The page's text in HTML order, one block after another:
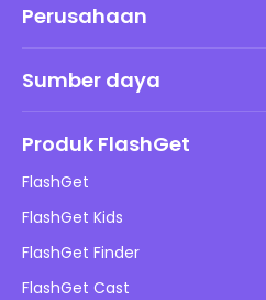
Perusahaan
Perjanjian Lisensi Pengguna Akhir
Kebijakan DMCA
Kebijakan Privasi
Kebijakan Periklanan
Jangan Jual Info Saya
Sumber daya
Keamanan Daring Anak
Unduh
Produk FlashGet
FlashGet
FlashGet Kids
FlashGet Finder
FlashGet Cast